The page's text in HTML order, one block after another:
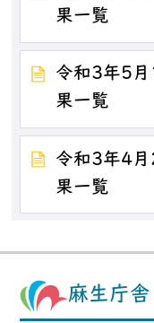
果一覧
令和3年5
果一覧
令和3年4
果一覧
麻生庁舎